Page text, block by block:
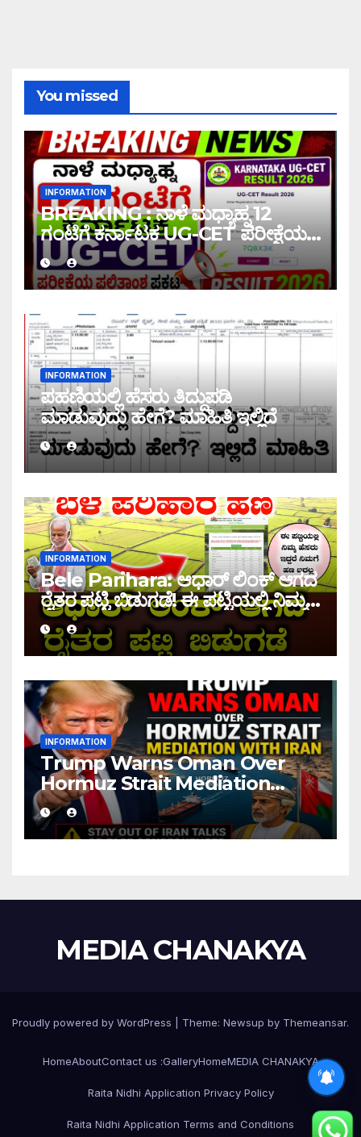
You missed
INFORMATION
BREAKING : ನಾಳೆ ಮಧ್ಯಾಹ್ನ 12
ಗಂಟೆಗೆ ಕರ್ನಾಟಕ UG-CET ಪರೀಕ್ಷೆಯ
ಫಲಿತಾಂಶ ಪ್ರಕಟ |UG-CET Result
2026
INFORMATION
ಪಹಣಿಯಲ್ಲಿ ಹೆಸರು ತಿದ್ದುಪಡಿ
ಮಾಡುವುದು ಹೇಗೆ? ಮಾಹಿತಿ ಇಲ್ಲಿದೆ
INFORMATION
Bele Parihara: ಆಧಾರ್ ಲಿಂಕ್ ಆಗದ
ರೈತರ ಪಟ್ಟಿ ಬಿಡುಗಡೆ! ಈ ಪಟ್ಟಿಯಲ್ಲಿ ನಿಮ್ಮ
ಹೆಸರು ಇದ್ದರೆ ನಿಮಗೆ ಹಣ ಜಮಾ ಆಗಲ್ಲ !
INFORMATION
Trump Warns Oman Over
Hormuz Strait Mediation
With Iran
MEDIA CHANAKYA
Proudly powered by WordPress Theme: Newsup by Themeansar.
HomeAboutContact us :GalleryHomeMEDIA CHANAKYA
Raita Nidhi Application Privacy Policy
Raita Nidhi Application Terms and Conditions